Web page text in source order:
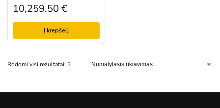
10,259.50 €
Į krepšelį
Rodomi visi rezultatai: 3